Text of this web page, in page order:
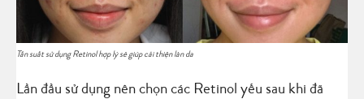
Tần suất sử dụng Retinol hợp lý sẽ giúp cải thiện làn da
Lần đầu sử dụng nên chọn các Retinol yếu sau khi đã